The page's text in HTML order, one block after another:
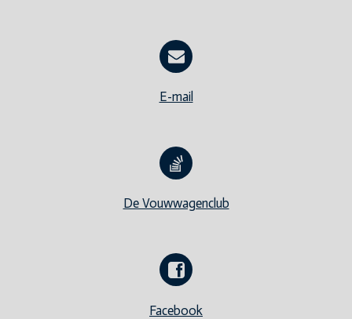
E-mail
De Vouwwagenclub
Facebook